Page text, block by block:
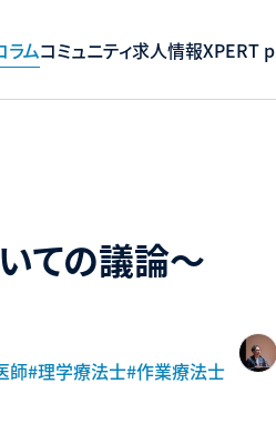
ラムコミュニティ求人情報XPERT
ての議論〜
師#理学療法士#作業療法士